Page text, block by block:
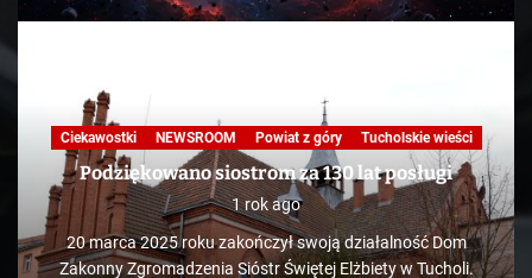
Ciekawostki NEWSROOM Powiat z góry Tucholskie wieści
Podziękowano siostrom za 130 lat posługi
1 rok ago
20 marca 2025 roku zakończył swoją działalność Dom
Zakonny Zgromadzenia Sióstr Świętej Elżbiety w Tucholi.